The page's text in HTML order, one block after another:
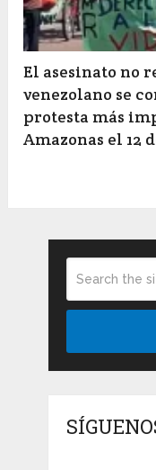
El asesinato no
venezolano se
protesta más
Amazonas el 12